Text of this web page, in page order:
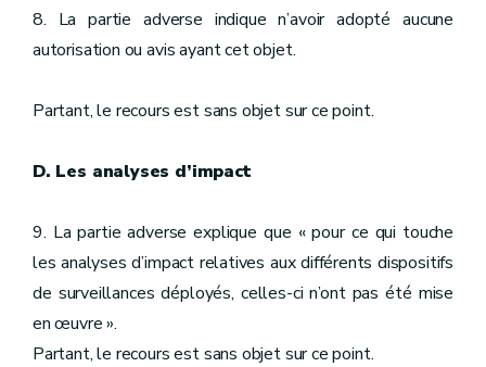
8. La partie adverse indique n’avoir adopté aucune
autorisation ou avis ayant cet objet.
Partant, le recours est sans objet sur ce point.
D. Les analyses d’impact
9. La partie adverse explique que « pour ce qui touche
les analyses d’impact relatives aux différents dispositifs
de surveillances déployés, celles-ci n’ont pas été mise
en œuvre ».
Partant, le recours est sans objet sur ce point.